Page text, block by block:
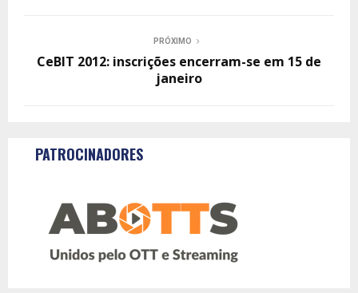
PRÓXIMO
CeBIT 2012: inscrições encerram-se em 15 de
janeiro
PATROCINADORES